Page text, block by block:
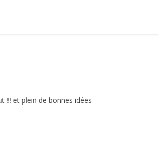
!!! et plein de bonnes idées